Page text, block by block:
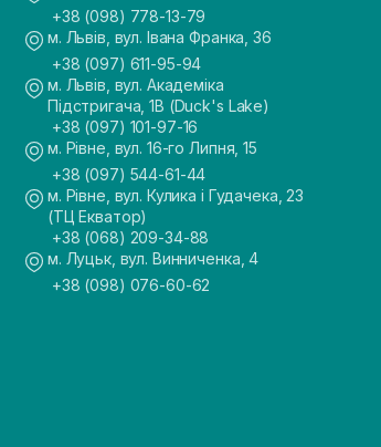
+38 (098) 778-13-79
м. Львів, вул. Івана Франка, 36
+38 (097) 611-95-94
м. Львів, вул. Академіка
Підстригача, 1В (Duck's Lake)
+38 (097) 101-97-16
м. Рівне, вул. 16-го Липня, 15
+38 (097) 544-61-44
м. Рівне, вул. Кулика і Гудачека, 23
(ТЦ Екватор)
+38 (068) 209-34-88
м. Луцьк, вул. Винниченка, 4
+38 (098) 076-60-62